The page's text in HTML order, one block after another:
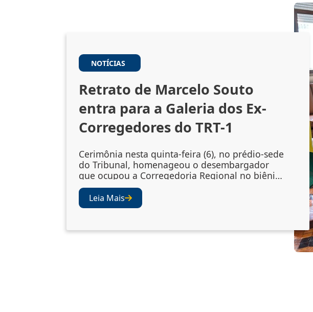
NOTÍCIAS
Retrato de Marcelo Souto
entra para a Galeria dos Ex-
Corregedores do TRT-1
Cerimônia nesta quinta-feira (6), no prédio-sede
do Tribunal, homenageou o desembargador
que ocupou a Corregedoria Regional no biênio
2023/2025 A cerimônia de descerramento do
retrato do desembargador Marcelo Augusto
Souto de Oliveira, corregedor regional no
(6), no Salão Nobre do TRT-1. A solenidade
Leia Mais